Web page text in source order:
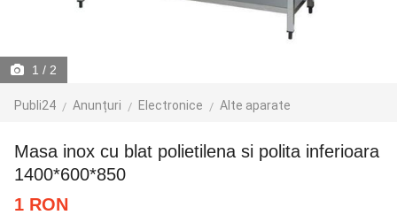
1 / 2
Publi24 Anunțuri Electronice Alte aparate
Masa inox cu blat polietilena si polita inferioara
1400*600*850
1 RON